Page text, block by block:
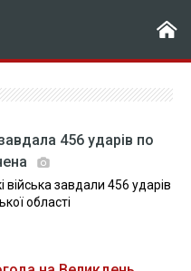
456 ударів по
завдали 456 ударів
області